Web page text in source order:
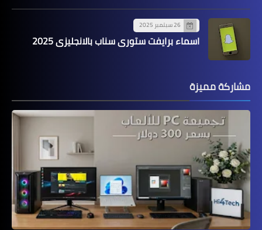
26 سبتمبر 2025
اسماء برايفت ستوري سناب بالانجليزي 2025
مشاركة مميزة